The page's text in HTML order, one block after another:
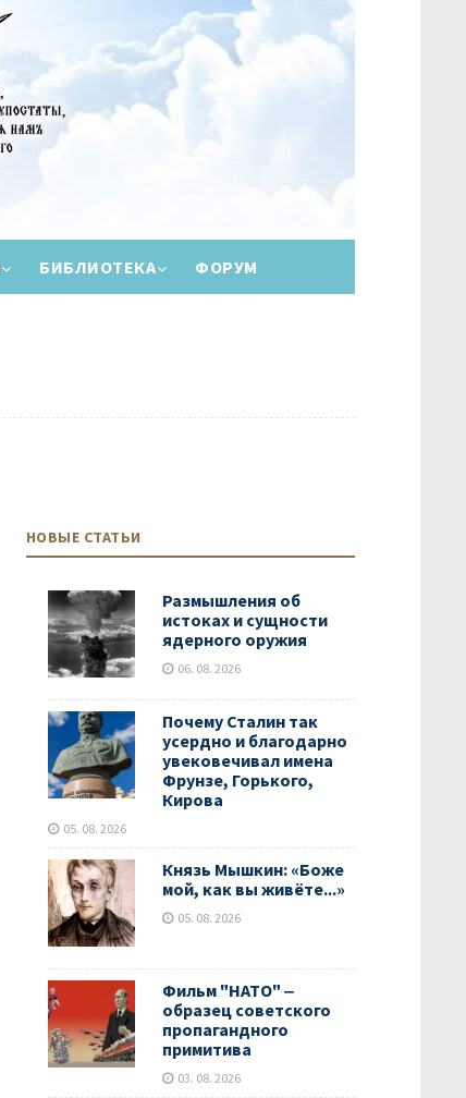
БИБЛИОТЕКА ФОРУМ
НОВЫЕ СТАТЬИ
Размышления об
истоках и сущности
ядерного оружия
06. 08. 2026
Почему Сталин так
усердно и благодарно
увековечивал имена
Фрунзе, Горького,
Кирова
05. 08. 2026
Князь Мышкин: «Боже
мой, как вы живёте...»
05. 08. 2026
Фильм "НАТО" ‒
образец советского
пропагандного
примитива
03. 08. 2026